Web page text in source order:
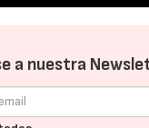
a nuestra